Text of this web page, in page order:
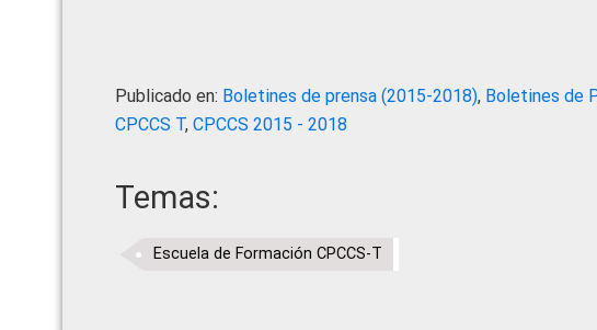
Publicado en: Boletines de prensa (2015-2018), Boletines de
CPCCS T, CPCCS 2015 - 2018
Temas:
Escuela de Formación CPCCS-T